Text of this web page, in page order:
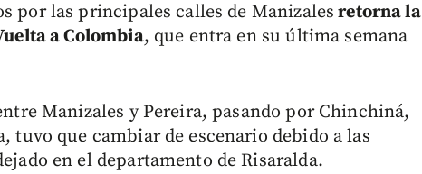
por las principales calles de Manizales retorna la
a Colombia, que entra en su última semana
Manizales y Pereira, pasando por Chinchiná,
tuvo que cambiar de escenario debido a las
en el departamento de Risaralda.